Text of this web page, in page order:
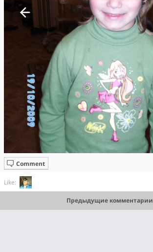
Comment
Like:
Предыдущие комментарии